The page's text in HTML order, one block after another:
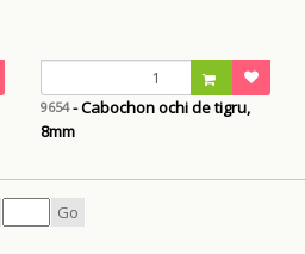
9654- Cabochon ochi de tigru,
8mm
Go